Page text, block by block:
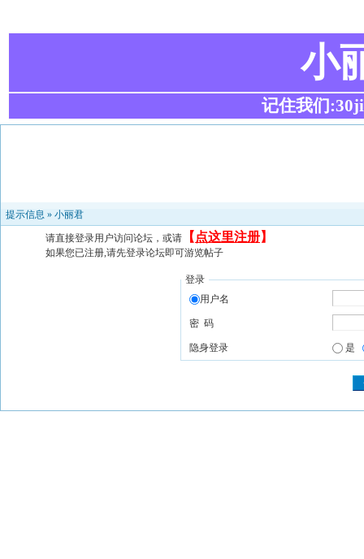
小
记住我们
提示信息 » 小丽君
请直接登录用户访问论坛，或请 【 点这里注册】
如果您已注册,请先登录论坛即可游览帖子
登录
用户名
密 码
隐身登录 是